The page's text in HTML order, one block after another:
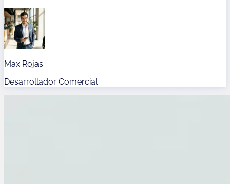
Max Rojas
Desarrollador Comercial